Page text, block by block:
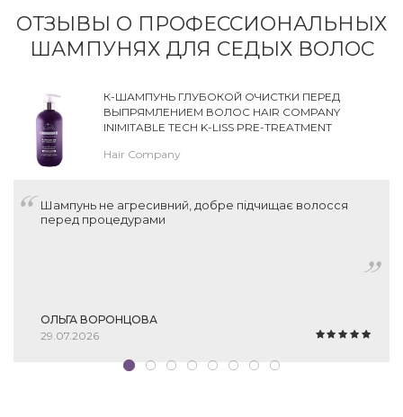
ОТЗЫВЫ О ПРОФЕССИОНАЛЬНЫХ
ШАМПУНЯХ ДЛЯ СЕДЫХ ВОЛОС
К-ШАМПУНЬ ГЛУБОКОЙ ОЧИСТКИ ПЕРЕД
ВЫПРЯМЛЕНИЕМ ВОЛОС HAIR COMPANY
INIMITABLE TECH K-LISS PRE-TREATMENT
Hair Company
Шампунь не агресивний, добре підчищає волосся
перед процедурами
ОЛЬГА ВОРОНЦОВА
29.07.2026